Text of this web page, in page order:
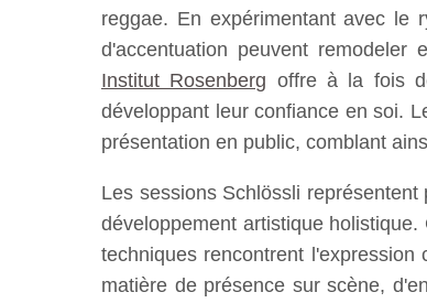
reggae. En expérimentant avec le
d'accentuation peuvent remodeler
Institut Rosenberg offre à la fois
développant leur confiance en soi.
présentation en public, comblant
Les sessions Schlössli
développement artistique
techniques rencontrent
matière de présence sur scène,